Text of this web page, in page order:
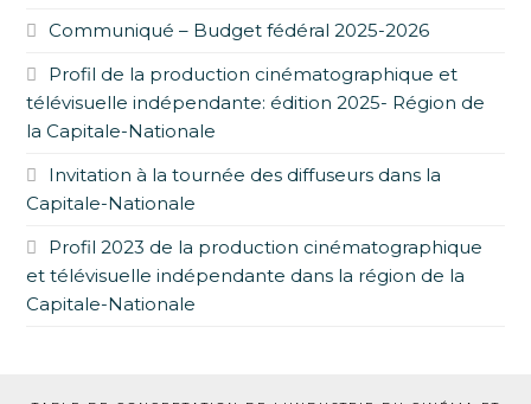
Communiqué – Budget fédéral 2025-2026
Profil de la production cinématographique et
télévisuelle indépendante: édition 2025- Région de
la Capitale-Nationale
Invitation à la tournée des diffuseurs dans la
Capitale-Nationale
Profil 2023 de la production cinématographique
et télévisuelle indépendante dans la région de la
Capitale-Nationale